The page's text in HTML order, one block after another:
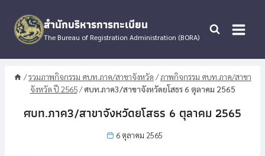
content
สำนักบริหารการทะเบียน
The Bureau of Registration Administration (BORA)
/รวมภาพกิจกรรม ศบท.ภาค/สาขาจังหวัด /ภาพกิจกรรม ศบท.ภาค/สาขา
จังหวัด ปี 2565/ศบท.ภาค3/สาขาจังหวัดยโสธร 6 ตุลาคม 2565
ศบท.ภาค3/สาขาจังหวัดยโสธร 6 ตุลาคม 2565
6 ตุลาคม 2565